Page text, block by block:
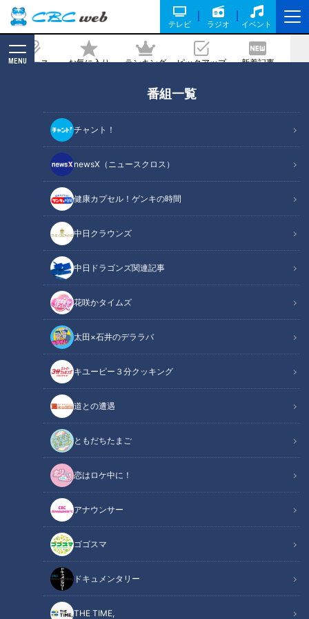
テレビ ラジオ イベント
ニュース お気に入り ランキング ピックアップ 新着記事
MENU
番組一覧
チャント！
newsX（ニュースクロス）
健康カプセル！ゲンキの時間
中日クラウンズ
中日ドラゴンズ関連記事
花咲かタイムズ
太田×石井のデララバ
キユーピー３分クッキング
道との遭遇
ともだちたまご
恋はロケ中に！
アナウンサー
ゴゴスマ
ドキュメンタリー
THE TIME,
臭みなし「ニラレバ丼」！？イメージを
覆す人気町中華の常連メシを紹介
記事に戻る
CBCテレビ『チャント！』
この記事の画像（全6枚）